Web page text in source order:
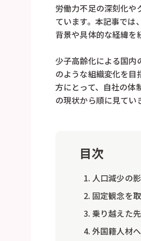
労働力不足の深刻化
ています。本記事では
背景や具体的な経緯を
少子高齢化による国内
のような組織変化を目
方にとって、自社の体
の現状から順に見てい
目次
人口減少の
固定観念を
乗り越えた
外国籍人材